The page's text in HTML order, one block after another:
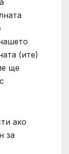
(ите)
ще
ако
за